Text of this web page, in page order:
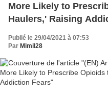
More Likely to
Haulers,' Raising
Publié le 29/04/2021 à 07:53
Par Mimil28